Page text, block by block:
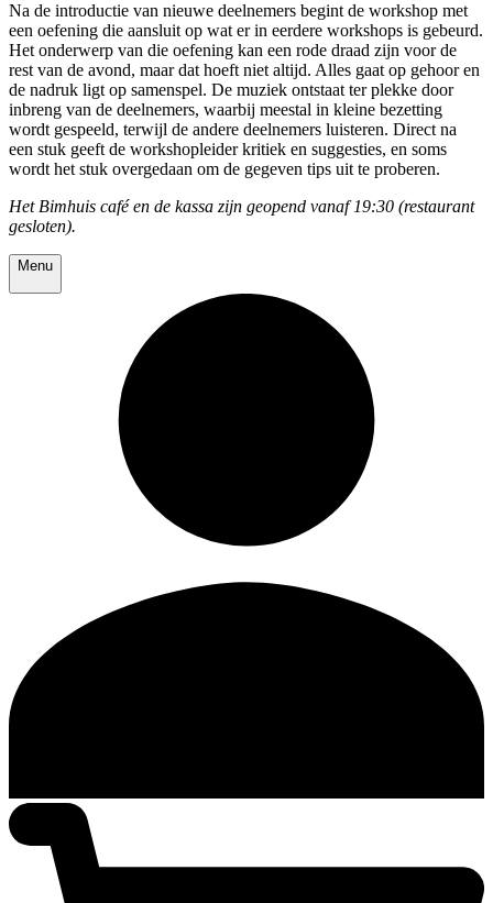
Na de introductie van nieuwe deelnemers begint de workshop met
een oefening die aansluit op wat er in eerdere workshops is gebeurd.
Het onderwerp van die oefening kan een rode draad zijn voor de
rest van de avond, maar dat hoeft niet altijd. Alles gaat op gehoor en
de nadruk ligt op samenspel. De muziek ontstaat ter plekke door
inbreng van de deelnemers, waarbij meestal in kleine bezetting
wordt gespeeld, terwijl de andere deelnemers luisteren. Direct na
een stuk geeft de workshopleider kritiek en suggesties, en soms
wordt het stuk overgedaan om de gegeven tips uit te proberen.
Het Bimhuis café en de kassa zijn geopend vanaf 19:30 (restaurant
gesloten).
Menu